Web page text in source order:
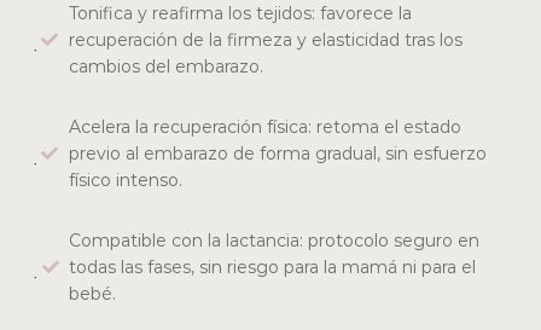
Tonifica y reafirma los tejidos: favorece la
recuperación de la firmeza y elasticidad tras los
cambios del embarazo.
Acelera la recuperación física: retoma el estado
previo al embarazo de forma gradual, sin esfuerzo
físico intenso.
Compatible con la lactancia: protocolo seguro en
todas las fases, sin riesgo para la mamá ni para el
bebé.